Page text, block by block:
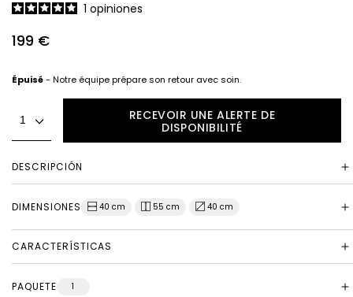
1 opiniones
Precio
regular
199 €
Épuisé- Notre équipe prépare son retour avec soin.
RECEVOIR UNE ALERTE DE
DISPONIBILITÉ
DESCRIPCIÓN
DIMENSIONES 40 cm 55 cm 40 cm
CARACTERÍSTICAS
PAQUETE 1